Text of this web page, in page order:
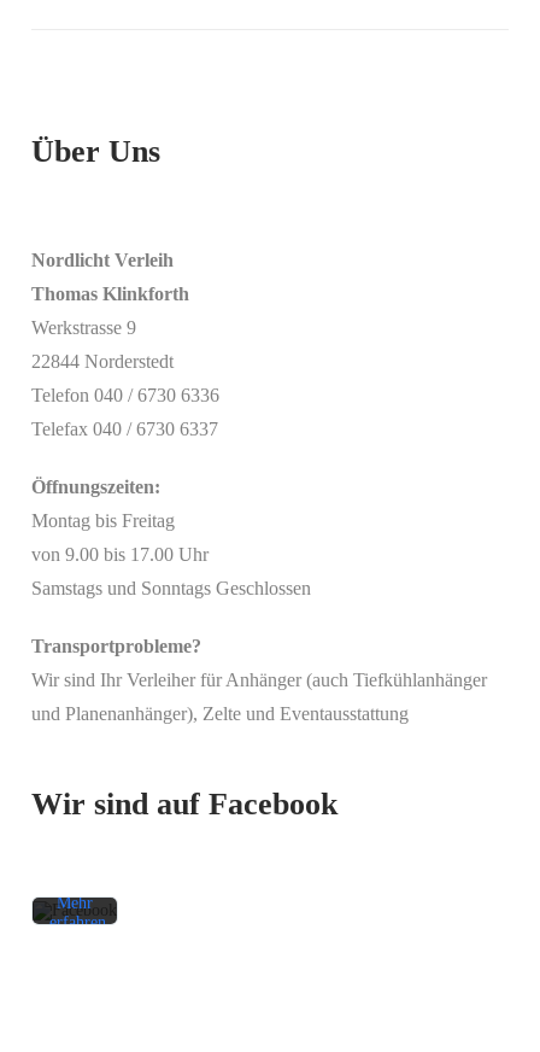
Über Uns
Nordlicht Verleih
Thomas Klinkforth
Werkstrasse 9
22844 Norderstedt
Telefon 040 / 6730 6336
Telefax 040 / 6730 6337
Öffnungszeiten:
Montag bis Freitag
von 9.00 bis 17.00 Uhr
Samstags und Sonntags Geschlossen
Transportprobleme?
Wir sind Ihr Verleiher für Anhänger (auch Tiefkühlanhänger
und Planenanhänger), Zelte und Eventausstattung
Wir sind auf Facebook
Mit
akzeptieren
Mehr
erfahren